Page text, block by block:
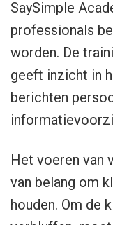
SaySimple
professionals
worden. De
geeft inzicht in
berichten
Het voeren van
van belang om
houden. Om de